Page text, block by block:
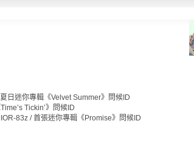
日迷你專輯《Velvet Summer》問候ID
Tickin’》問候ID
83z / 首張迷你專輯《Promise》問候ID